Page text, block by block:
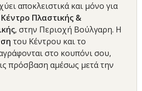
αποκλειστικά και μόνο για
Κέντρο Πλαστικής &
, στην Περιοχή Βούλγαρη. Η
του Κέντρου και το
στο κουπόνι σου,
πρόσβαση αμέσως μετά την